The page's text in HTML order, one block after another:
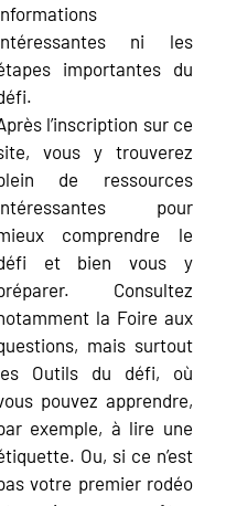
ni les
importantes du
l’inscription sur ce
vous y trouverez
de ressources
pour
comprendre le
et bien vous y
Consultez
la Foire aux
mais surtout
Outils du défi, où
pouvez apprendre,
exemple, à lire une
Ou, si ce n’est
votre premier rodéo